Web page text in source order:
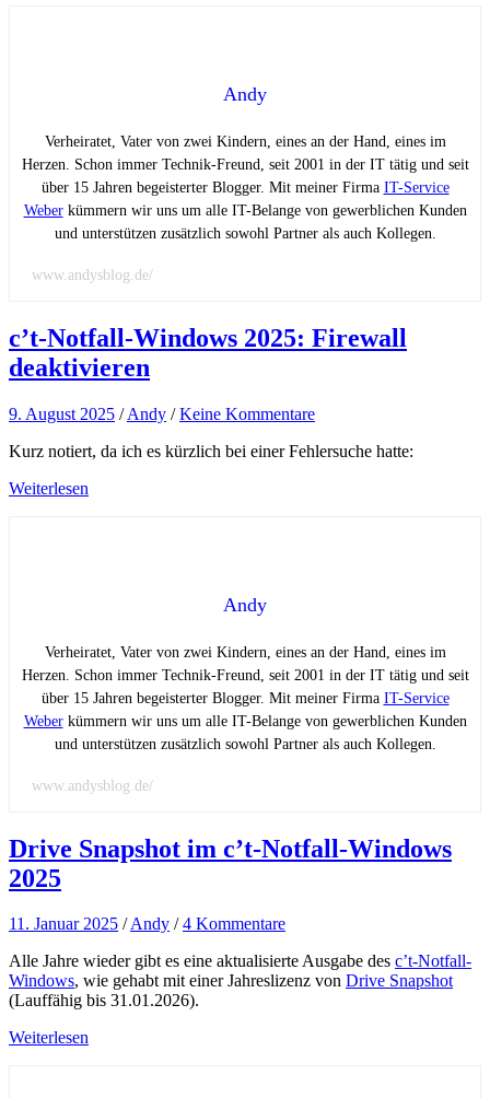
Andy
Verheiratet, Vater von zwei Kindern, eines an der Hand, eines im
Herzen. Schon immer Technik-Freund, seit 2001 in der IT tätig und seit
über 15 Jahren begeisterter Blogger. Mit meiner Firma IT-Service
Weberkümmern wir uns um alle IT-Belange von gewerblichen Kunden
und unterstützen zusätzlich sowohl Partner als auch Kollegen.
www.andysblog.de/
c’t-Notfall-Windows 2025: Firewall
deaktivieren
9. August 2025 /Andy /Keine Kommentare
Kurz notiert, da ich es kürzlich bei einer Fehlersuche hatte:
Weiterlesen
Andy
Verheiratet, Vater von zwei Kindern, eines an der Hand, eines im
Herzen. Schon immer Technik-Freund, seit 2001 in der IT tätig und seit
über 15 Jahren begeisterter Blogger. Mit meiner Firma IT-Service
Weberkümmern wir uns um alle IT-Belange von gewerblichen Kunden
und unterstützen zusätzlich sowohl Partner als auch Kollegen.
www.andysblog.de/
Drive Snapshot im c’t-Notfall-Windows
2025
11. Januar 2025 /Andy /4 Kommentare
Alle Jahre wieder gibt es eine aktualisierte Ausgabe des c’t-Notfall-
Windows, wie gehabt mit einer Jahreslizenz von Drive Snapshot
(Lauffähig bis 31.01.2026).
Weiterlesen